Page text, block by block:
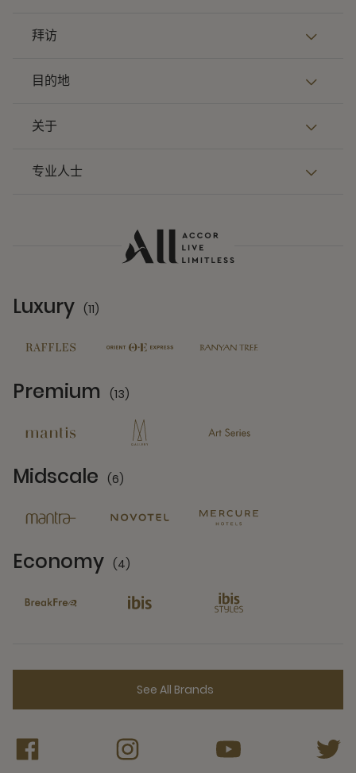
拜访
目的地
关于
专业人士
Luxury (11)
Premium (13)
Midscale (6)
Economy (4)
See All Brands